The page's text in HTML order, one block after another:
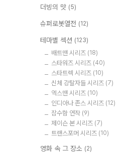
더빙의 맛 (5)
슈퍼로봇열전 (12)
테마별 섹션 (123)
배트맨 시리즈 (18)
스타워즈 시리즈 (40)
스타트렉 시리즈 (10)
신체 강탈자들 시리즈 (7)
엑스맨 시리즈 (10)
인디아나 존스 시리즈 (12)
잠수함 연작 (9)
제이슨 본 시리즈 (7)
트랜스포머 시리즈 (10)
영화 속 그 장소 (2)